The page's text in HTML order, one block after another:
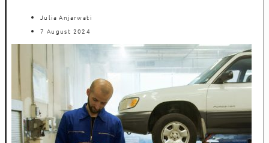
Julia Anjarwati
7 August 2024